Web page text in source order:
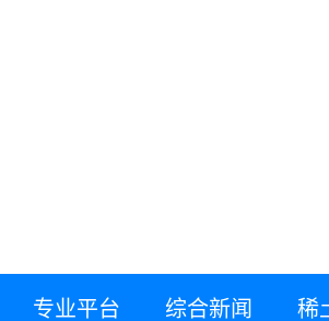
专业平台 综合新闻 稀